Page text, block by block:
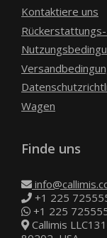
Kontaktiere uns
Wagen
Finde uns
+1 225
+1 225
Callimis